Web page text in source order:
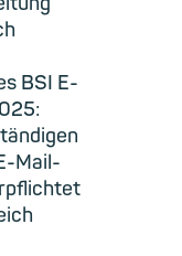
BSI E-
Mail-